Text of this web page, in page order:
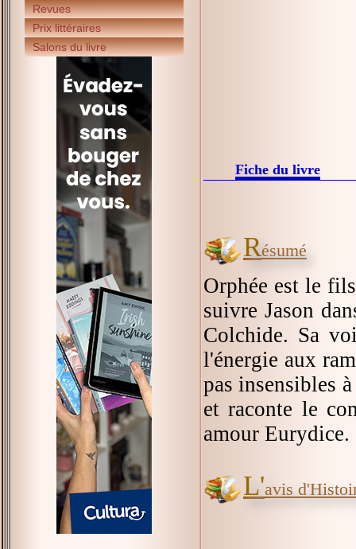
Revues
Prix littéraires
Salons du livre
Fiche du livre
Résumé
Orphée est le
suivre Jason
Colchide. Sa
l'énergie aux
pas insensibles
et raconte le
amour Eurydice.
L'avis